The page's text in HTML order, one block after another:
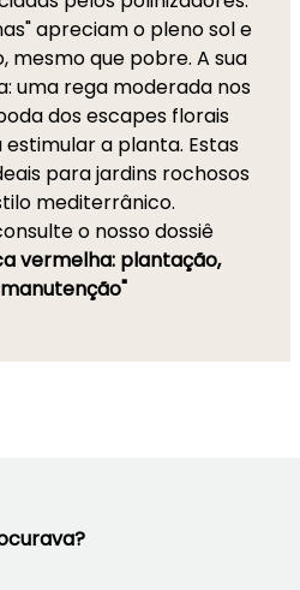
apreciam o pleno sol e
mesmo que pobre. A sua
uma rega moderada nos
dos escapes florais
a planta. Estas
para jardins rochosos
mediterrânico.
o nosso dossiê
vermelha: plantação,